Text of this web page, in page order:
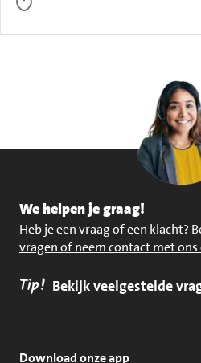
We helpen je graag!
Heb je een vraag of een klacht?
vragen of neem contact met ons
Tip! Bekijk veelgestelde
Download onze app